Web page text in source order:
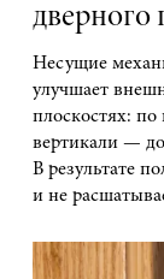
дверного
Несущие
улучшает
плоскостях: по
вертикали —
В результате
и не